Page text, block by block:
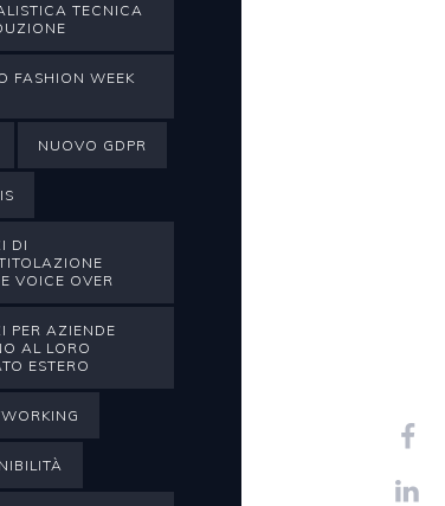
TECNICA
FASHION WEEK
NUOVO GDPR
DI
VOICE OVER
PER AZIENDE
AL LORO
ESTERO